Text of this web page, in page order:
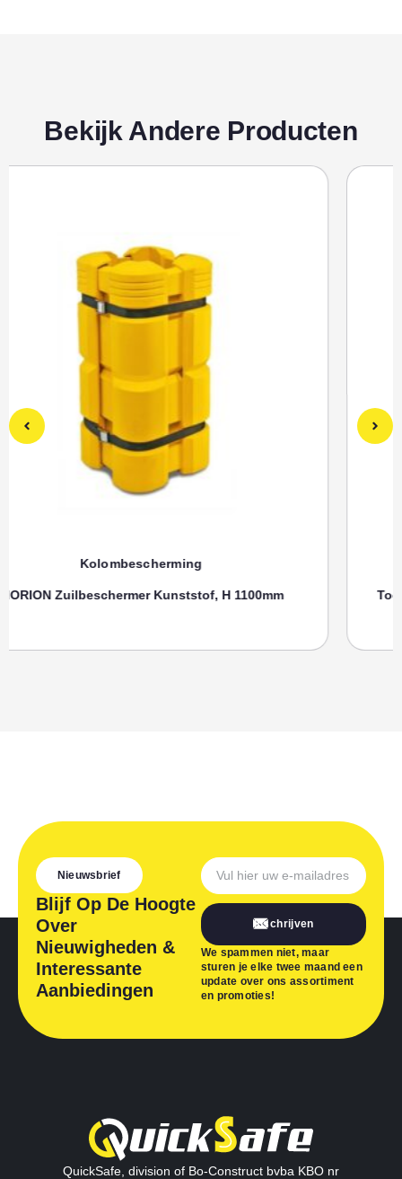
Bekijk Andere Producten
Kolombescherming
Toebehoren, SPANRIEM MORION Zuilenbeschermer
Nieuwsbrief
Blijf Op De Hoogte
Over
Nieuwigheden &
Interessante
Aanbiedingen
Inschrijven
We spammen niet, maar
sturen je elke twee maand een
update over ons assortiment
en promoties!
QuickSafe, division of Bo-Construct bvba KBO nr